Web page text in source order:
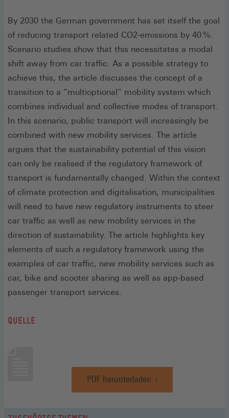
By 2030 the German government has set itself the goal
of reducing transport related CO2-emissions by 40 %.
Scenario studies show that this necessitates a modal
shift away from car traffic. As a possible strategy to
achieve this, the article discusses the concept of a
transition to a “multioptional” mobility system which
combines individual and collective modes of transport.
In this scenario, public transport will increasingly be
combined with new mobility services. The article
argues that the sustainability potential of this vision
can only be realised if the regulatory framework of
transport is fundamentally changed. Within the context
of climate protection and digitalisation, municipalities
will need to have new regulatory instruments to steer
car traffic as well as new mobility services in the
direction of sustainability. The article highlights key
elements of such a regulatory framework using the
examples of car traffic, new mobility services such as
car, bike and scooter sharing as well as app-based
passenger transport services.
QUELLE
PDF herunterladen
(Öffnet
in